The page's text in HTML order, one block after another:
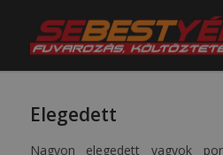
Elegedett
Nagyon elegedett vagyok